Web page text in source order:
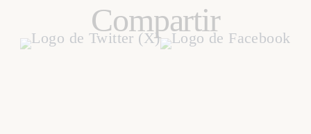
Compartir